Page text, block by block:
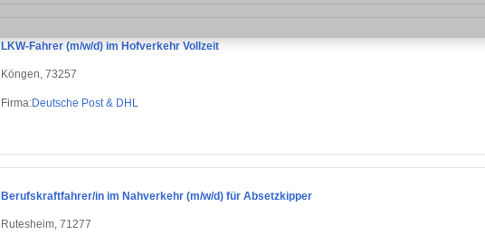
LKW-Fahrer (m/w/d) im Hofverkehr Vollzeit
Köngen, 73257
Firma:Deutsche Post & DHL
Berufskraftfahrer/in im Nahverkehr (m/w/d) für Absetzkipper
Rutesheim, 71277